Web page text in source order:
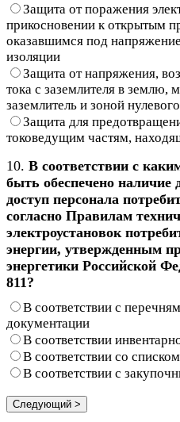
Защита от поражения
прикосновении к открытым
оказавшимся под
изоляции
Защита от напряжения,
тока с заземлителя в землю,
заземлитель и зоной
Защита для
токоведущим частям,
10. В соответствии с
быть обеспечено наличие
доступ персонала
согласно Правилам
электроустановок
энергии, утвержденным
энергетики Российской
811?
В соответствии с
документации
В соответствии
В соответствии со
В соответствии с